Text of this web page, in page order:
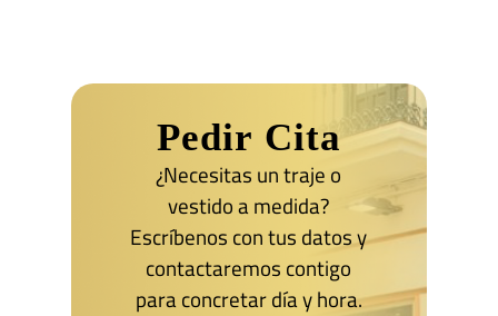
Pedir Cita
¿Necesitas un traje o
vestido a medida?
Escríbenos con tus datos y
contactaremos contigo
para concretar día y hora.